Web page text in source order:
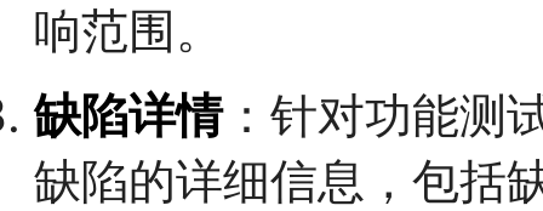
响范围。
缺陷详情：针对功能测
缺陷的详细信息，包括